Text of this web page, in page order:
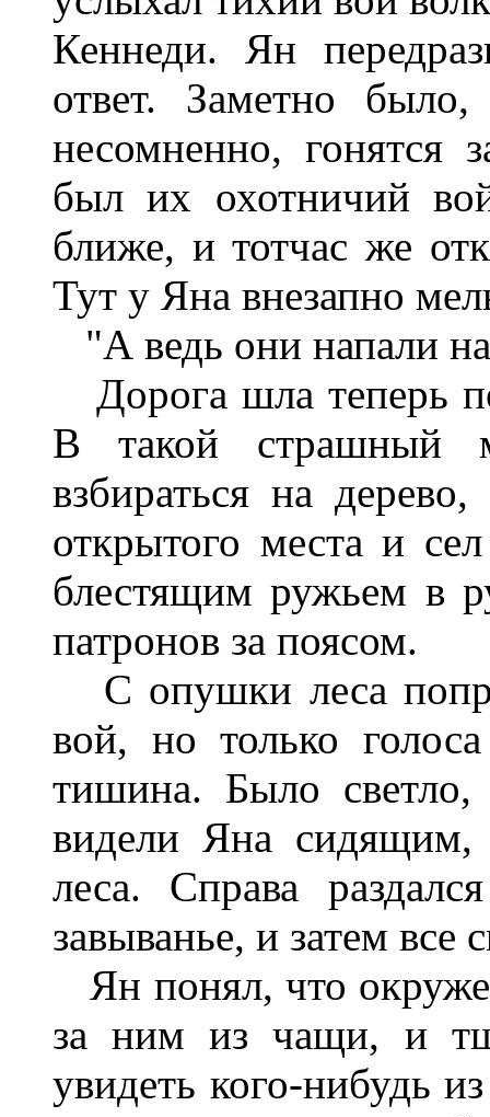
Кеннеди. Ян
ответ. Заметно
несомненно, гонятся
был их охотничий
ближе, и тотчас же
Тут у Яна внезапно
"А ведь они напали
Дорога шла теперь
В такой страшный
взбираться на
открытого места и
блестящим ружьем в
патронов за поясом.
С опушки леса
вой, но только
тишина. Было
видели Яна
леса. Справа
завыванье, и затем все
Ян понял, что
за ним из чащи, и
увидеть кого-нибудь